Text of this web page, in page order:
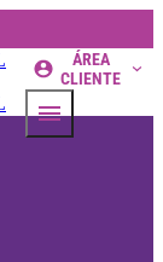
ÁREA
CLIENTE